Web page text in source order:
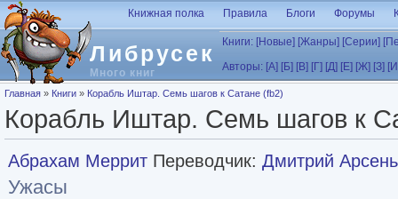
Перейти к основному содержанию
Либрусек
Много книг
Книжная полка Правила Блоги Форумы
Книги: [Новые] [Жанры] [Серии]
Авторы: [А] [Б] [В] [Г] [Д] [Е] [Ж] [З]
Вы здесь
Главная » Книги » Корабль Иштар. Семь шагов к Сатане (fb2)
Корабль Иштар. Семь шагов к
Абрахам Меррит Переводчик: Дмитрий
Ужасы